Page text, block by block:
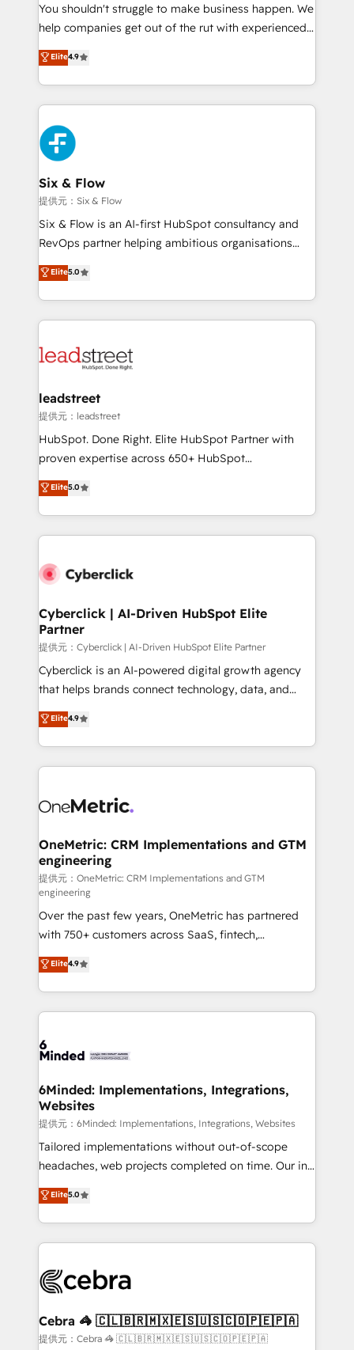
integration capabilities 💼 Consultative, long-term
partners who will embed ourselves into your
business, processes and systems 🏢 We specialise in
working with mid-market and enterprise
organisations, global organisations and those with
complex use cases 🏆 CRM Implementation,
Platform Enablement, Custom Integration and
Onboarding Accredited 🔐 ISO27001 & ISO9001
Certified
You shouldn't struggle to make business happen. We
help companies get out of the rut with experienced,
process-oriented teams implementing HubSpot
Marketing, Sales, Service, CMS and Operations Hub,
so selling and actually engaging with your customers
feels easy and pain-free. We are a top ranked
HubSpot Elite Partner, winner of Rookie of the Year
and Customer First Awards, 4.9/5 rating in HubSpot
Reviews and 4.9/5 rating in Clutch Reviews. Digifianz
helps the following industries: logistics & 3PL, home
improvement & construction, branding and
commercialization, real estate, health, education,
SaaS, Software Dev & IT and consulting, make the
the United States, EU, UAE, Mexico and Latin
America. From casual user to super fan: make
Elite4.9
Six & Flow
提供元：Six & Flow
Six & Flow is an AI-first HubSpot consultancy and
RevOps partner helping ambitious organisations
grow with clarity, confidence, and intelligence.
Operating across the UK, Netherlands, Ireland, and
Canada, we’ve delivered thousands of successful
HubSpot projects for mid-market and enterprise
combine HubSpot, data, and AI to design connected
and technology for predictable, scalable revenue
growth. Our expertise spans RevOps, CRM and data
architecture, AI enablement, and strategic marketing,
delivered through our proprietary FLAIR framework
Partner and ISO 27001:2022 certified consultancy,
we blend strategy, creativity, and technology to help
Elite5.0
leadstreet
提供元：leadstreet
HubSpot. Done Right. Elite HubSpot Partner with
proven expertise across 650+ HubSpot
implementations. With 12+ years of HubSpot
experience, we help you use the HubSpot platform
to its fullest capacity, improve your current HubSpot
website, or build your new one.
Elite5.0
Cyberclick | AI-Driven HubSpot Elite
Partner
提供元：Cyberclick | AI-Driven HubSpot Elite Partner
Cyberclick is an AI-powered digital growth agency
that helps brands connect technology, data, and
creativity to achieve measurable results. Founded in
Barcelona and operating across Spain, LATAM, and
the UK, we support global companies in building
smarter marketing, sales, and customer success
Iberia (Spain & Portugal), we combine human insight
growth. Our multidisciplinary team designs solutions
that simplify complexity, boost performance, and
turn innovation into real impact. 🌍 Highlights •
HubSpot Partner since 2012 • 2022 EMEA Impact
Award: Best Integration • 150+ successful HubSpot
projects • Clients in 30+ industries • Proprietary
technology for integrations • Multilingual team:
English, Spanish, Portuguese & Italian 👉 Grow
smarter with AI and HubSpot.
Elite4.9
OneMetric: CRM Implementations and GTM
engineering
提供元：OneMetric: CRM Implementations and GTM
engineering
Over the past few years, OneMetric has partnered
with 750+ customers across SaaS, fintech,
healthcare, real estate, and other industries. With
150+ HubSpot-certified experts, we deliver scalable
solutions to complex GTM and RevOps challenges.
Our Expertise 🔹 Onboarding & Implementation:
tailored to your GTM motion. 🔹 Migrations:
from other CRMs to HubSpot without data loss or
downtime. 🔹 RevOps Strategy: Align teams,
processes, and data to drive revenue efficiency. 🔹
Integrations: Connect HubSpot with your tech stack
for better adoption. 🔹 Custom Solutions: Build
SOC 2 Type II and ISO 27001 certified, reinforcing
our commitment to data security and compliance. At
Elite4.9
6Minded: Implementations, Integrations,
Websites
提供元：6Minded: Implementations, Integrations, Websites
Tailored implementations without out-of-scope
headaches, web projects completed on time. Our in-
house team of certified CRM architects, experts,
developers, designers, and marketers handles all
aspects of your HubSpot. ✨ 400+ global clients ✨
100+ seamless migrations from 15+ different CRMs
implementations, and 5,000+ pages ✨ CS: Clients
CS: 245% organic growth & +751% new visitors for a
full-funnel HubSpot project ✨ CS: 415% conversion
Elite5.0
Cebra 🦓 🇨🇱🇧🇷🇲🇽🇪🇸🇺🇸🇨🇴🇵🇪🇵🇦
提供元：Cebra 🦓 🇨🇱🇧🇷🇲🇽🇪🇸🇺🇸🇨🇴🇵🇪🇵🇦